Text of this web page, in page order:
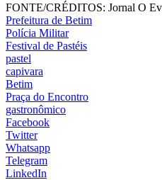
FONTE/CRÉDITOS: Jornal O
Prefeitura de Betim
Polícia Militar
Festival de Pastéis
pastel
capivara
Betim
Praça do Encontro
gastronômico
Facebook
Twitter
Whatsapp
Telegram
LinkedIn